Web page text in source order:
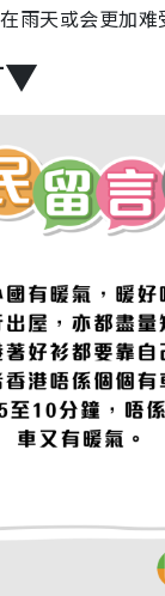
天或会更加难
▼